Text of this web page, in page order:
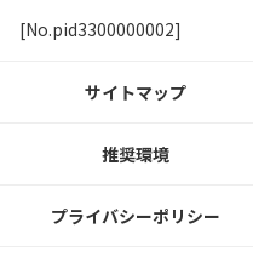
[No.pid3300000002]
サイトマップ
推奨環境
プライバシーポリシー